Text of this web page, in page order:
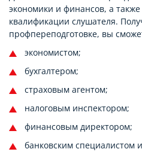
экономики и финансов, а
квалификации слушателя.
профпереподготовке, вы
экономистом;
бухгалтером;
страховым агентом;
налоговым инспектором;
финансовым директором;
банковским специалистом